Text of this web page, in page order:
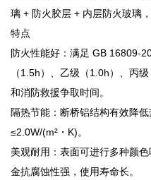
璃 + 防火胶层 + 内层防火玻璃
特点
防火性能好：满足 GB 16809-
（1.5h）、乙级（1.0h）、丙
和消防救援争取时间。
隔热节能：断桥铝结构有效降
≤2.0W/(m²・K)。
美观耐用：表面可进行多种颜
金抗腐蚀性强，使用寿命长。